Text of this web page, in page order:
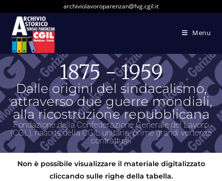
archiviolavoroparenzan@fvg.cgil.it
Menu
1875 - 1959
Dalle origini del sindacalismo,
attraverso due guerre mondiali,
alla ricostruzione repubblicana
Fondazione della Confederazione Generale del Lavoro
(CGL), nascita della CGIL unitaria, prime grandi vertenze
contrattuali
Non è possibile visualizzare il materiale digitalizzato
cliccando sulle righe della tabella.